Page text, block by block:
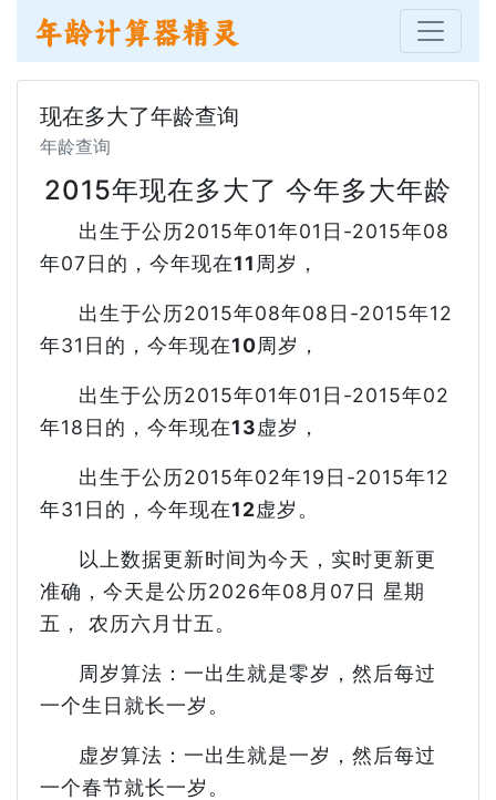
现在多大了年龄查询
年龄查询
2015年现在多大了 今年多大年龄
出生于公历2015年01年01日-2015年08
年07日的，今年现在11 周岁，
出生于公历2015年08年08日-2015年12
年31日的，今年现在10周岁，
出生于公历2015年01年01日-2015年02
年18日的，今年现在13虚岁，
出生于公历2015年02年19日-2015年12
年31日的，今年现在12虚岁。
以上数据更新时间为今天，实时更新更
准确，今天是公历2026年08月07日 星期
五， 农历六月廿五。
周岁算法：一出生就是零岁，然后每过
一个生日就长一岁。
虚岁算法：一出生就是一岁，然后每过
一个春节就长一岁。